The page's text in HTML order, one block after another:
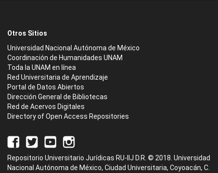
Otros Sitios
Universidad Nacional Autónoma de México
Coordinación de Humanidades UNAM
Toda la UNAM en línea
Red Universitaria de Aprendizaje
Portal de Datos Abiertos
Dirección General de Bibliotecas
Red de Acervos Digitales
Directory of Open Access Repositories
Repositorio Universitario Jurídicas RU-IIJ D.R. © 2018. Universidad
Nacional Autónoma de México, Ciudad Universitaria, Coyoacán, C.